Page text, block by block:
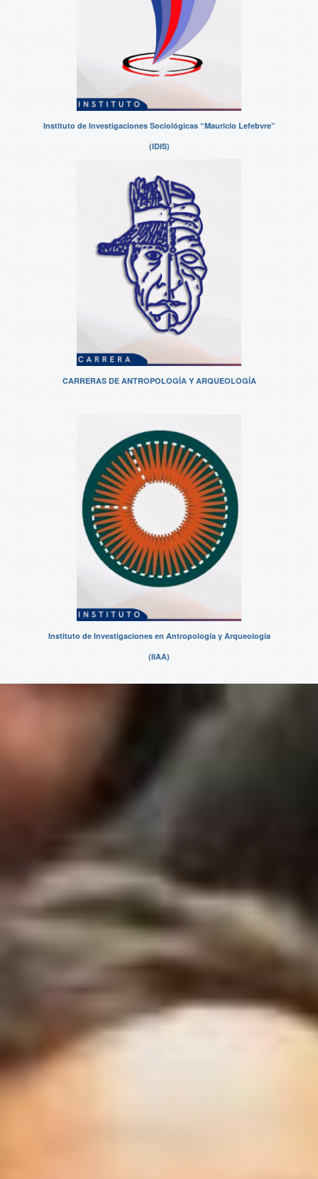
Instituto de Investigaciones Sociológicas “Mauricio Lefebvre”
(IDIS)
CARRERAS DE ANTROPOLOGÍA Y ARQUEOLOGÍA
Instituto de Investigaciones en Antropología y Arqueología
(IIAA)